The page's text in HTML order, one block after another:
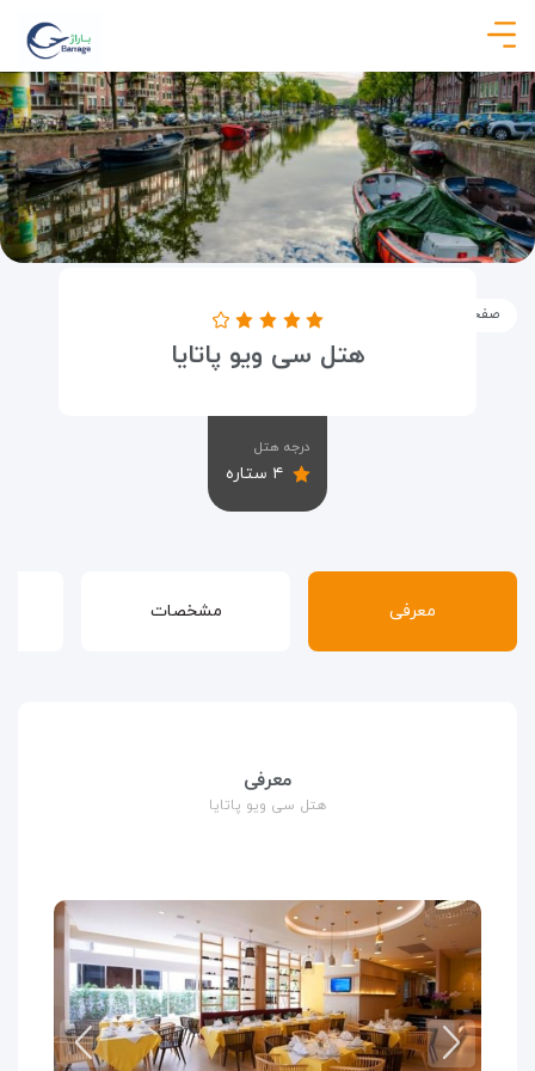
صفحه نخست اقامتگاه ها هتل سی ویو پاتایا
هتل سی ویو پاتایا
درجه هتل
معرفی مشخصات
معرفی
هتل سی ویو پاتایا